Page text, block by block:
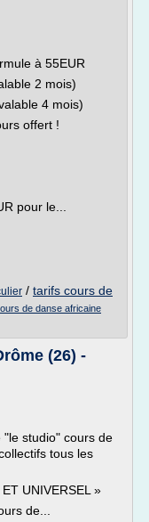
à 55EUR
2 mois)
4 mois)
offert !
pour le...
/ tarifs cours de
de danse africaine
(26) -
studio" cours de
tous les
UNIVERSEL »
de...